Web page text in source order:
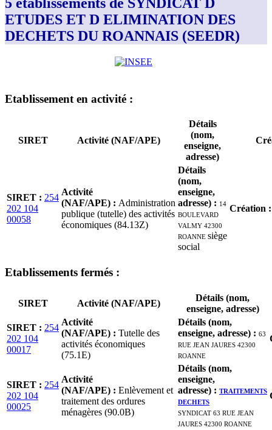
ETUDES ET D ELIMINATION DES
DECHETS DU ROANNAIS (SEEDR)
Etablissement en activité :
SIRET Activité (NAF/APE)
Détails
(nom,
enseigne,
adresse)
SIRET : 254
202 104
00058
Activité
(NAF/APE) : Administration
publique (tutelle) des activités
économiques (84.13Z)
Détails
(nom,
enseigne,
adresse) : 14
BOULEVARD
VALMY 42300
ROANNEsiège
social
Création
Etablissements fermés :
SIRET Activité (NAF/APE)
Détails (nom,
enseigne, adresse)
SIRET : 254
202 104
00017
Activité
(NAF/APE) : Tutelle des
activités économiques
(75.1E)
Détails (nom,
enseigne, adresse) : 63
RUE JEAN JAURES 42300
ROANNE
SIRET : 254
202 104
00025
Activité
(NAF/APE) : Enlèvement et
traitement des ordures
ménagères (90.0B)
Détails (nom,
enseigne,
adresse) : TRAITEMENTS
DECHETS
SYNDICAT 63 RUE JEAN
JAURES 42300 ROANNE